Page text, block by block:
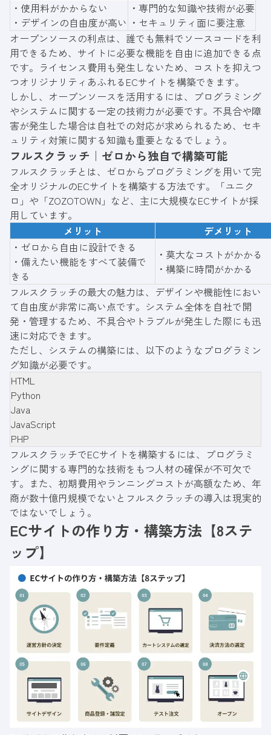
・使用料がかからない
・デザインの自由度が高い
・専門的な知識や技術が必要
・セキュリティ面に要注意
オープンソースの利点は、誰でも無料でソースコードを利
用できるため、サイトに必要な機能を自由に追加できる点
です。ライセンス費用も発生しないため、コストを抑えつ
つオリジナリティあふれるECサイトを構築できます。
しかし、オープンソースを活用するには、プログラミング
やシステムに関する一定の技術力が必要です。不具合や障
害が発生した場合は自社での対応が求められるため、セキ
ュリティ対策に関する知識も重要となるでしょう。
フルスクラッチ｜ゼロから独自で構築可能
フルスクラッチとは、ゼロからプログラミングを用いて完
全オリジナルのECサイトを構築する方法です。「ユニク
ロ」や「ZOZOTOWN」など、主に大規模なECサイトが採
用しています。
メリット
デメリット
・ゼロから自由に設計できる
・備えたい機能をすべて装備で
きる
・莫大なコストがかかる
・構築に時間がかかる
フルスクラッチの最大の魅力は、デザインや機能性におい
て自由度が非常に高い点です。システム全体を自社で開
発・管理するため、不具合やトラブルが発生した際にも迅
速に対応できます。
ただし、システムの構築には、以下のようなプログラミン
グ知識が必要です。
HTML
Python
Java
JavaScript
PHP
フルスクラッチでECサイトを構築するには、プログラミ
ングに関する専門的な技術をもつ人材の確保が不可欠で
す。また、初期費用やランニングコストが高額なため、年
商が数十億円規模でないとフルスクラッチの導入は現実的
ではないでしょう。
ECサイトの作り方・構築方法【8ステ
ップ】